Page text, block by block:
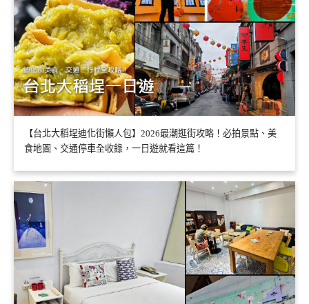
【台北大稻埕迪化街懶人包】2026最潮逛街攻略！必拍景點、美
食地圖、交通停車全收錄，一日遊就看這篇！